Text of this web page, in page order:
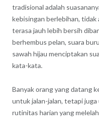
tradisional adalah
kebisingan berlebihan, tidak
terasa jauh lebih bersih
berhembus pelan, suara
sawah hijau menciptakan
kata-kata.
Banyak orang yang datang
untuk jalan-jalan, tetapi
rutinitas harian yang